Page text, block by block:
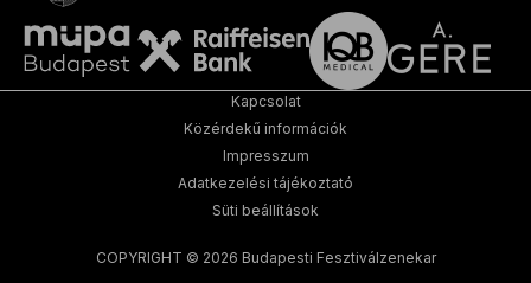
COPYRIGHT © 2026 Budapesti Fesztiválzenekar
Kapcsolat
Közérdekű információk
Impresszum
Adatkezelési tájékoztató
Süti beállítások